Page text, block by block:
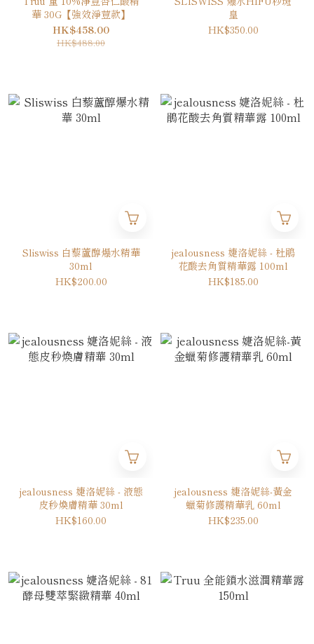
華 30G【強效淨荳款】
HK$458.00
HK$488.00
皇
HK$350.00
Sliswiss 白藜蘆醇爆水精華
30ml
HK$200.00
jealousness 婕洛妮絲 - 杜鵑
花酸去角質精華露 100ml
HK$185.00
jealousness 婕洛妮絲 - 液態
皮秒煥膚精華 30ml
HK$160.00
jealousness 婕洛妮絲-黃金
蠟菊修護精華乳 60ml
HK$235.00